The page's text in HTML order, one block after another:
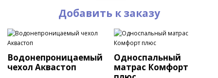
Добавить к заказу
Водонепроницаемый
чехол Аквастоп
Односпальный
матрас Комфорт